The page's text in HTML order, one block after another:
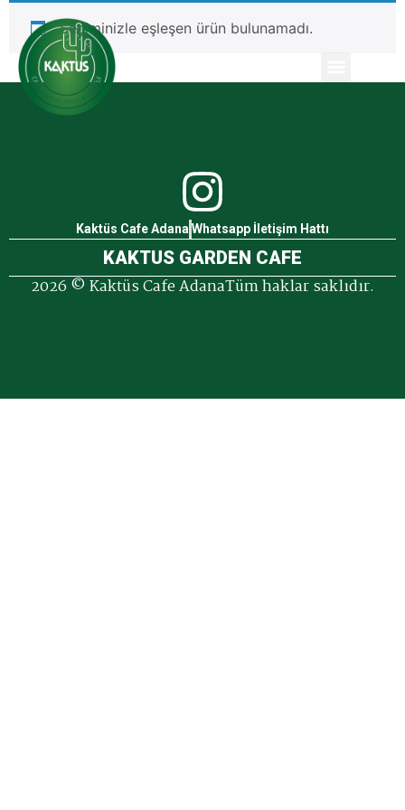
Seçiminizle eşleşen ürün bulunamadı.
Kaktüs Cafe AdanaWhatsapp İletişim Hattı
KAKTUS GARDEN CAFE
2026 © Kaktüs Cafe AdanaTüm haklar saklıdır.